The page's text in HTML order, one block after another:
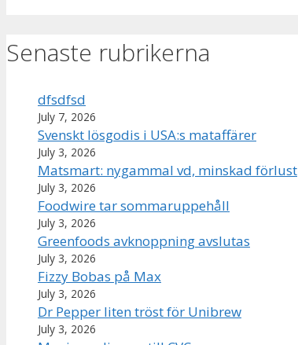
Senaste rubrikerna
dfsdfsd
July 7, 2026
Svenskt lösgodis i USA:s mataffärer
July 3, 2026
Matsmart: nygammal vd, minskad förlust
July 3, 2026
Foodwire tar sommaruppehåll
July 3, 2026
Greenfoods avknoppning avslutas
July 3, 2026
Fizzy Bobas på Max
July 3, 2026
Dr Pepper liten tröst för Unibrew
July 3, 2026